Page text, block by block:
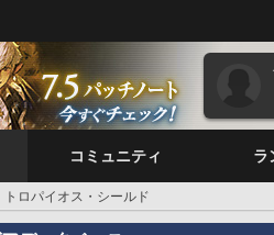
コミュニティ ラ
トロパイオス・シールド